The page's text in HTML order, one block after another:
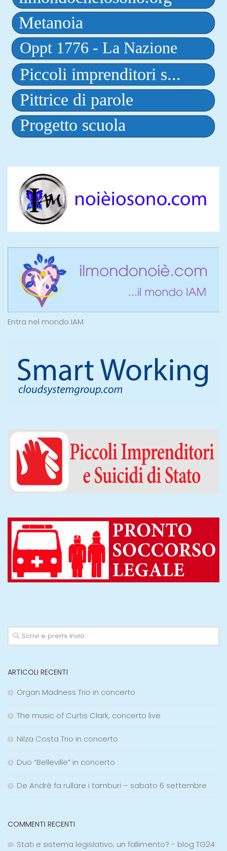
Entra nel mondo IAM
ARTICOLI RECENTI
Organ Madness Trio in concerto
The music of Curtis Clark, concerto live
Nilza Costa Trio in concerto
Duo “Belleville” in concerto
De André fa rullare i tamburi – sabato 6 settembre
COMMENTI RECENTI
Stati e sistema legislativo; un fallimento? - blog TG24